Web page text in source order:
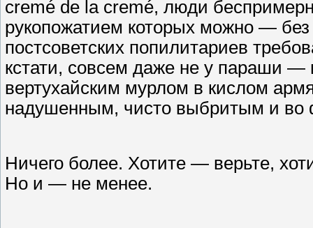
cremé de la cremé, люди
рукопожатием которых можно — без
постсоветских попилитариев
кстати, совсем даже не у параши
вертухайским мурлом в кислом
надушенным, чисто выбритым и во
Ничего более. Хотите — верьте,
Но и — не менее.